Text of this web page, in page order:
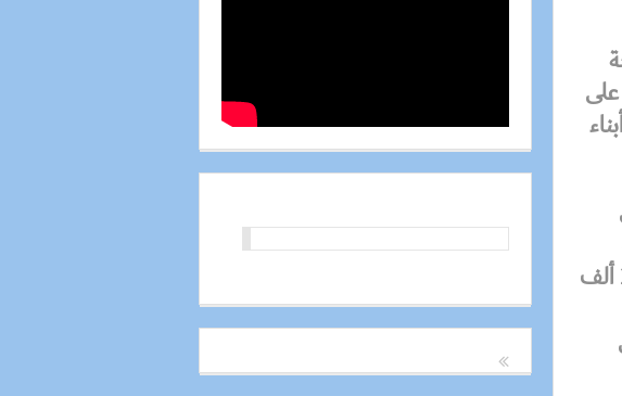
معالجة الصرف الصحي بمدينة فاقوس بطاقة 25 ألف متر يوم بدلاً من 20 ألف